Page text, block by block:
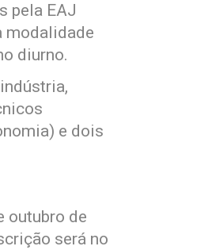
pela EAJ
modalidade
diurno.
e dois
outubro de
será no